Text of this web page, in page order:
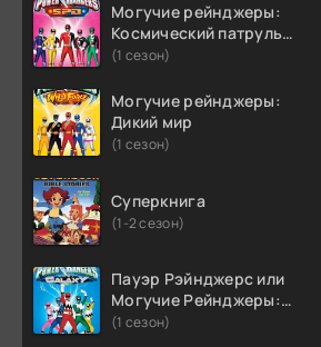
Могучие рейнджеры:
Космический патруль
Дельта
(1 сезон)
Могучие рейнджеры:
Дикий мир
(1 сезон)
Суперкнига
(1-2 сезон)
Пауэр Рэйнджерс или
Могучие Рейнджеры:
Затерянная Галактика
(1 сезон)